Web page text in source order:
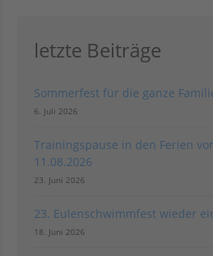
Bilder und Berichte
letzte Beiträge
Sommerfest für die ganze
6. Juli 2026
Trainingspause in den Ferien
11.08.2026
23. Juni 2026
23. Eulenschwimmfest wieder
18. Juni 2026